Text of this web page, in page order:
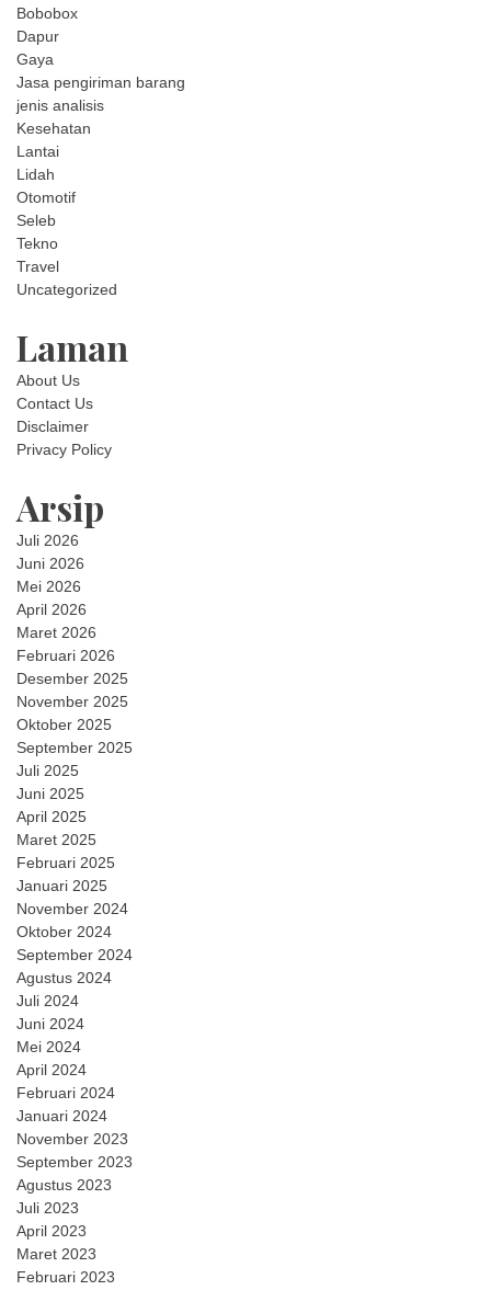
Bobobox
Dapur
Gaya
Jasa pengiriman barang
jenis analisis
Kesehatan
Lantai
Lidah
Otomotif
Seleb
Tekno
Travel
Uncategorized
Laman
About Us
Contact Us
Disclaimer
Privacy Policy
Arsip
Juli 2026
Juni 2026
Mei 2026
April 2026
Maret 2026
Februari 2026
Desember 2025
November 2025
Oktober 2025
September 2025
Juli 2025
Juni 2025
April 2025
Maret 2025
Februari 2025
Januari 2025
November 2024
Oktober 2024
September 2024
Agustus 2024
Juli 2024
Juni 2024
Mei 2024
April 2024
Februari 2024
Januari 2024
November 2023
September 2023
Agustus 2023
Juli 2023
April 2023
Maret 2023
Februari 2023